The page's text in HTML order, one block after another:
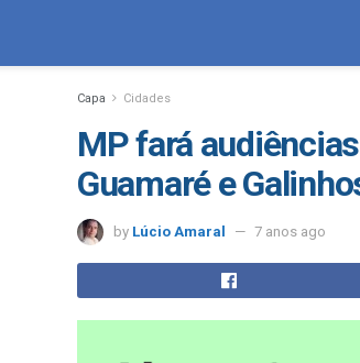
Capa Cidades
MP fará
Guamaré e
by Lúcio Amaral 7 anos ago